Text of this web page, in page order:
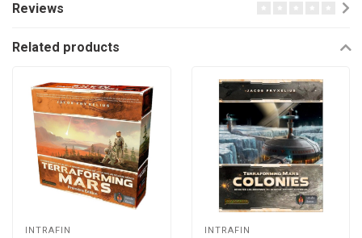
Reviews
Related products
INTRAFIN INTRAFIN